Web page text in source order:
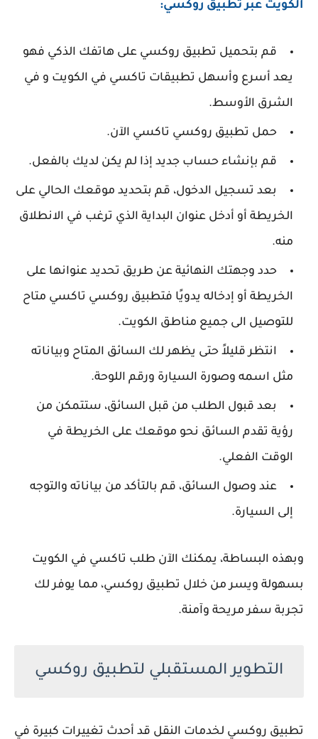
الكويت عبر تطبيق روكسي:
قم بتحميل تطبيق روكسي على هاتفك الذكي فهو
يعد أسرع وأسهل تطبيقات تاكسي في الكويت و في
الشرق الأوسط.
حمل تطبيق روكسي تاكسي الآن.
قم بإنشاء حساب جديد إذا لم يكن لديك بالفعل.
بعد تسجيل الدخول، قم بتحديد موقعك الحالي على
الخريطة أو أدخل عنوان البداية الذي ترغب في الانطلاق
منه.
حدد وجهتك النهائية عن طريق تحديد عنوانها على
الخريطة أو إدخاله يدويًا فتطبيق روكسي تاكسي متاح
للتوصيل الى جميع مناطق الكويت.
انتظر قليلاً حتى يظهر لك السائق المتاح وبياناته
مثل اسمه وصورة السيارة ورقم اللوحة.
بعد قبول الطلب من قبل السائق، ستتمكن من
رؤية تقدم السائق نحو موقعك على الخريطة في
الوقت الفعلي.
عند وصول السائق، قم بالتأكد من بياناته والتوجه
إلى السيارة.
وبهذه البساطة، يمكنك الآن طلب تاكسي في الكويت
بسهولة ويسر من خلال تطبيق روكسي، مما يوفر لك
تجربة سفر مريحة وآمنة.
التطوير المستقبلي لتطبيق روكسي
تطبيق روكسي لخدمات النقل قد أحدث تغييرات كبيرة في